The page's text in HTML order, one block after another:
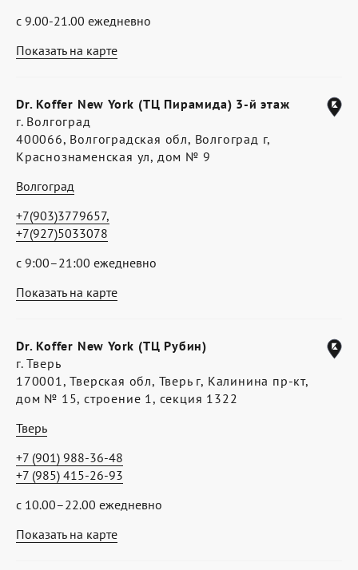
Показать на карте
с 9.00-21.00 ежедневно
Показать на карте
Dr. Koffer New York (ТЦ Пирамида) 3-й этаж
г. Волгоград
400066, Волгоградская обл, Волгоград г,
Краснознаменская ул, дом № 9
Волгоград
с 9:00–21:00 ежедневно
+7(903)3779657,
+7(927)5033078
Показать на карте
Dr. Koffer New York (ТЦ Рубин)
г. Тверь
170001, Тверская обл, Тверь г, Калинина пр-кт,
дом № 15, строение 1, секция 1322
Тверь
с 10.00–22.00 ежедневно
+7 (901) 988-36-48
+7 (985) 415-26-93